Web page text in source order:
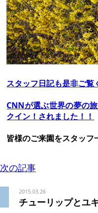
スタッフ日記も是非ご
CNNが選ぶ世界の夢の
クイン！されました！！
皆様のご来園をスタッフ
次の記事
2015.03.26
チューリップとユ